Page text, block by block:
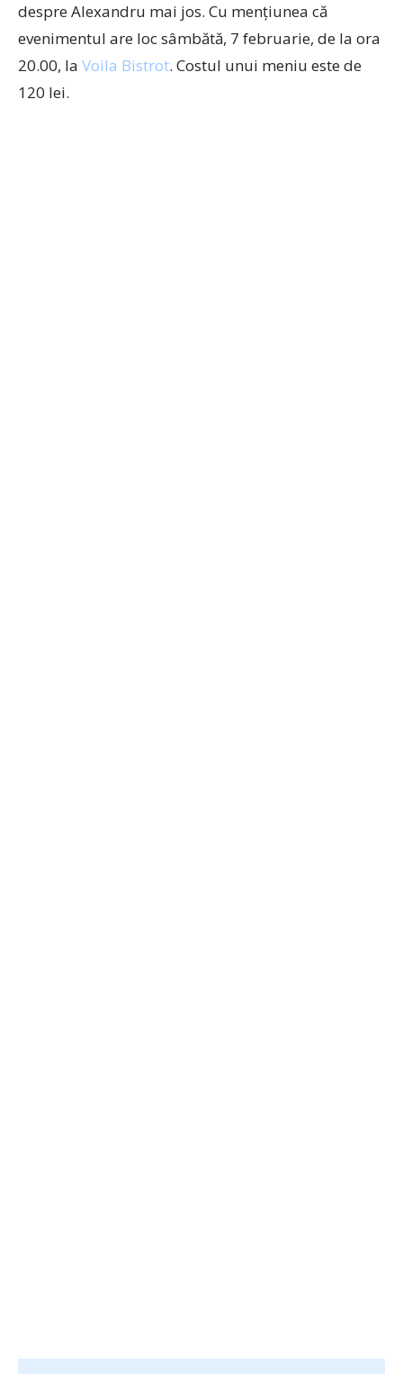
despre Alexandru mai jos. Cu menţiunea că
evenimentul are loc sâmbătă, 7 februarie, de la ora
20.00, la Voila Bistrot. Costul unui meniu este de
120 lei.